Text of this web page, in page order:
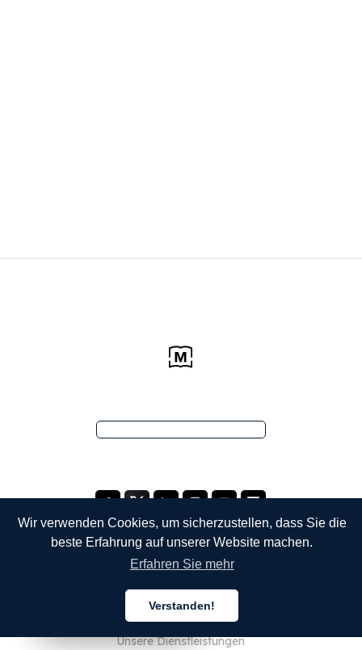
Wir verwenden Cookies, um sicherzustellen, dass Sie die
beste Erfahrung auf unserer Website machen.
Erfahren Sie mehr
Verstanden!
Über uns
Unsere Dienstleistungen
Deutsch
Deutsch
Deutsch